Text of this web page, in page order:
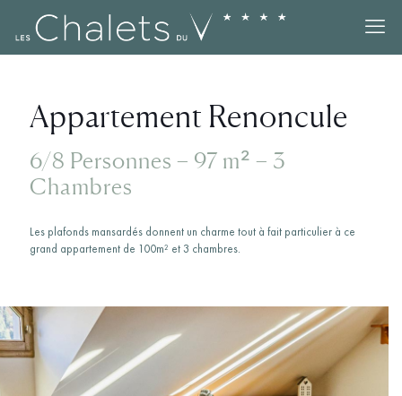
Appartement Renoncule
6/8 Personnes – 97 m² – 3
Chambres
Les plafonds mansardés donnent un charme tout à fait particulier à ce
grand appartement de 100m² et 3 chambres.